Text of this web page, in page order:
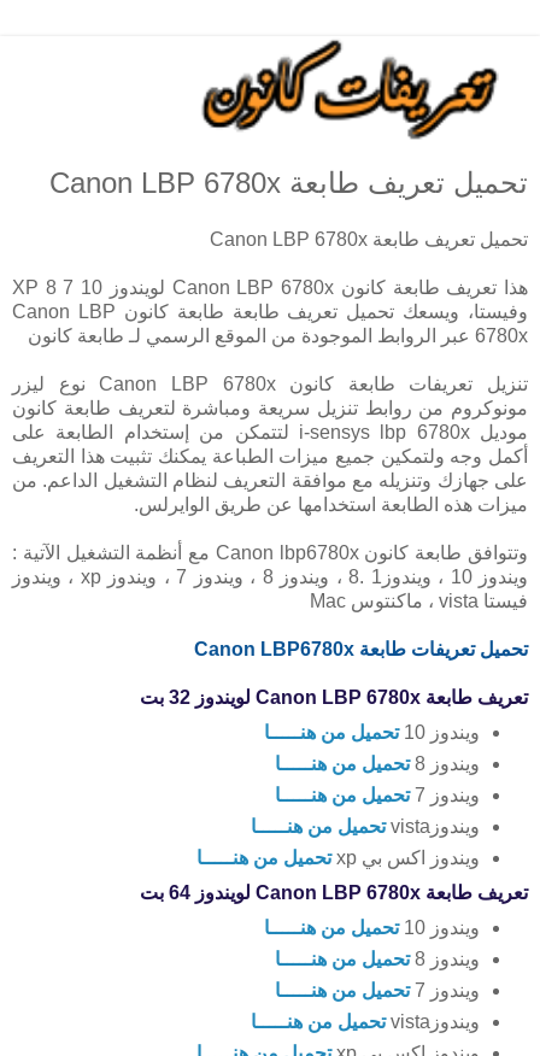
تحميل تعريف طابعة Canon LBP 6780x
تحميل تعريف طابعة Canon LBP 6780x
هذا تعريف طابعة كانون Canon LBP 6780x لويندوز 10 7 8 XP
وفيستا، ويسعك تحميل تعريف طابعة طابعة كانون Canon LBP
6780x عبر الروابط الموجودة من الموقع الرسمي لـ طابعة كانون
تنزيل تعريفات طابعة كانون Canon LBP 6780x نوع ليزر
مونوكروم من روابط تنزيل سريعة ومباشرة لتعريف طابعة كانون
موديل i-sensys lbp 6780x لتتمكن من إستخدام الطابعة على
أكمل وجه ولتمكين جميع ميزات الطباعة يمكنك تثبيت هذا التعريف
على جهازك وتنزيله مع موافقة التعريف لنظام التشغيل الداعم. من
ميزات هذه الطابعة استخدامها عن طريق الوايرلس.
وتتوافق طابعة كانون Canon lbp6780x مع أنظمة التشغيل الآتية :
ويندوز 10 ، ويندوز1 .8 ، ويندوز 8 ، ويندوز 7 ، ويندوز xp ، ويندوز
فيستا vista ، ماكنتوس Mac
تحميل تعريفات طابعة Canon LBP6780x
تعريف طابعة Canon LBP 6780x لويندوز 32 بت
ويندوز 10
تحميل من هنـــــا
ويندوز 8
تحميل من هنـــــا
ويندوز 7
تحميل من هنـــــا
ويندوزvista
تحميل من هنـــــا
ويندوز اكس بي xp
تحميل من هنـــــا
تعريف طابعة Canon LBP 6780x لويندوز 64 بت
ويندوز 10
تحميل من هنـــــا
ويندوز 8
تحميل من هنـــــا
ويندوز 7
تحميل من هنـــــا
ويندوزvista
تحميل من هنـــــا